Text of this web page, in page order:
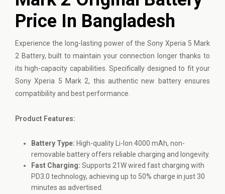
Price In Bangladesh
Experience the long-lasting power of theSony Xperia 5 Mark
2 Battery, built to maintain your connection longer thanks to
its high-capacity capabilities. Specifically designed to fit your
Sony Xperia 5 Mark 2, this authentic new battery ensures
compatibility and best performance.
Product Features:
Battery Type: High-quality Li-Ion 4000 mAh, non-
removable battery offers reliable charging and longevity.
Fast Charging: Supports 21W wired fast charging with
PD3.0 technology, achieving up to 50% charge in just 30
minutes as advertised.